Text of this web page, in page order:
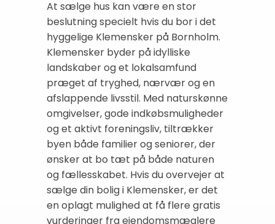
At sælge hus kan være en stor
beslutning specielt hvis du bor i det
hyggelige Klemensker på Bornholm.
Klemensker byder på idylliske
landskaber og et lokalsamfund
præget af tryghed, nærvær og en
afslappende livsstil. Med naturskønne
omgivelser, gode indkøbsmuligheder
og et aktivt foreningsliv, tiltrækker
byen både familier og seniorer, der
ønsker at bo tæt på både naturen
og fællesskabet. Hvis du overvejer at
sælge din bolig i Klemensker, er det
en oplagt mulighed at få flere gratis
vurderinger fra ejendomsmæglere